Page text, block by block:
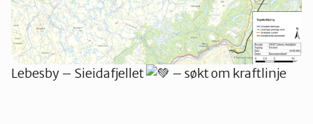
Lebesby – Sieidafjellet – søkt om kraftlinje